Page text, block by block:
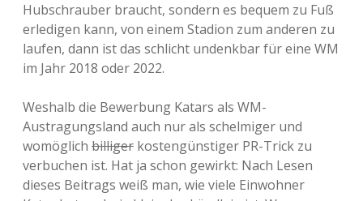
Hubschrauber braucht, sondern es bequem zu Fuß
erledigen kann, von einem Stadion zum anderen zu
laufen, dann ist das schlicht undenkbar für eine WM
im Jahr 2018 oder 2022.
Weshalb die Bewerbung Katars als WM-
Austragungsland auch nur als schelmiger und
womöglich billiger kostengünstiger PR-Trick zu
verbuchen ist. Hat ja schon gewirkt: Nach Lesen
dieses Beitrags weiß man, wie viele Einwohner